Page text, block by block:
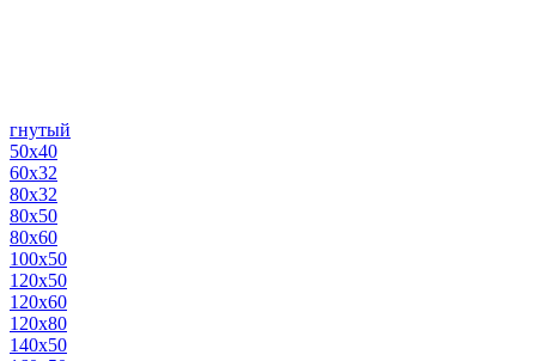
гнутый
50х40
60х32
80х32
80х50
80х60
100х50
120х50
120х60
120х80
140х50